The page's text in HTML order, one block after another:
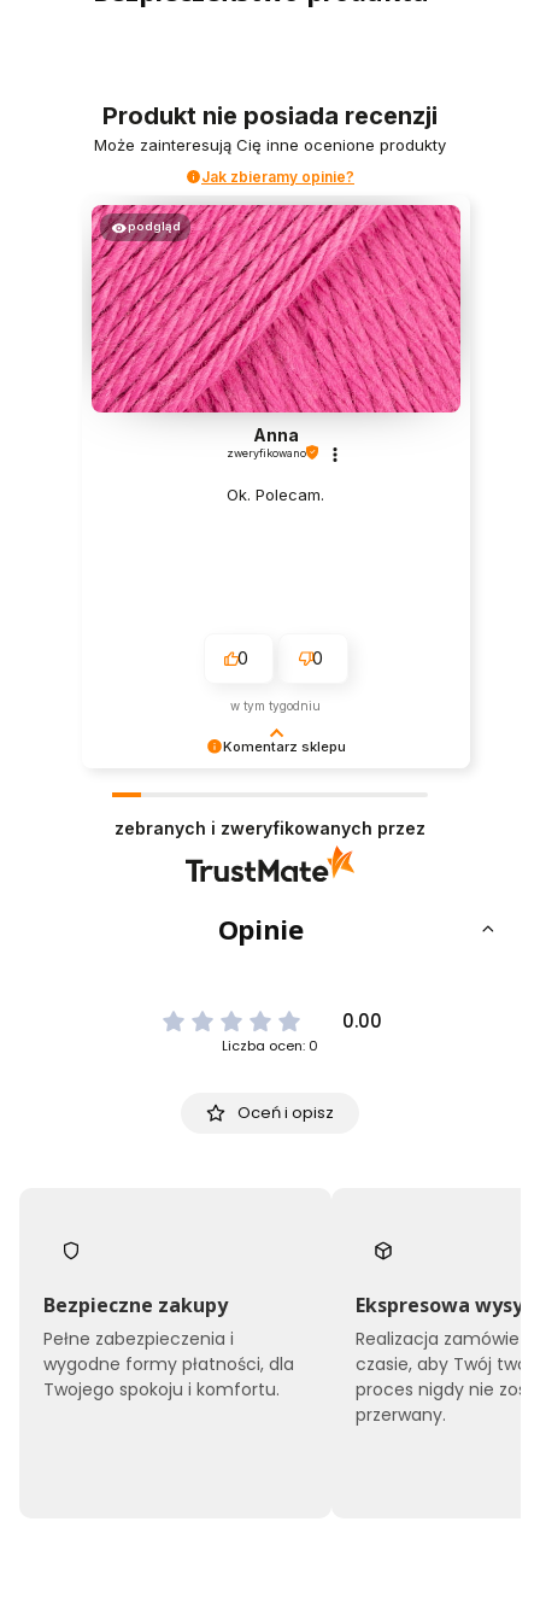
Produkt nie posiada recenzji
Może zainteresują Cię inne ocenione produkty
Jak zbieramy opinie?
Komentarz sklepu
że jesteśmy na właściwym torze :) Z
pozdrowieniami, obsługa sklepu.
podgląd
Anna
zweryfikowano
Ok. Polecam.
0 0
w tym tygodniu
zebranych i zweryfikowanych przez
Opinie
0.00
Liczba ocen: 0
Oceń i opisz
Bezpieczne zakupy
Pełne zabezpieczenia i
wygodne formy płatności, dla
Twojego spokoju i komfortu.
Ekspresowa
Realizacja zamówień
czasie, aby Twój
proces nigdy nie
przerwany.